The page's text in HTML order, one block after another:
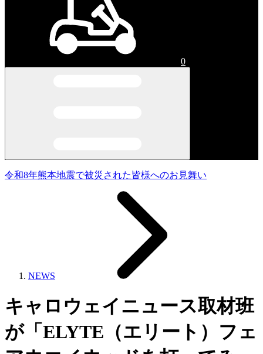
0
令和8年熊本地震で被災された皆様へのお見舞い
NEWS
キャロウェイニュース取材班
が「ELYTE（エリート）フェ